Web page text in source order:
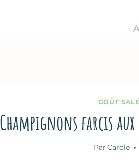
GOÛT SALÉ
Champignons farcis
Par Carole